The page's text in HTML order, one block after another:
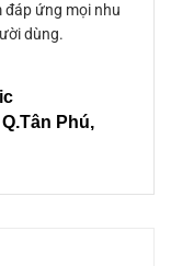
đáp ứng mọi nhu
dùng.
Q.Tân Phú,